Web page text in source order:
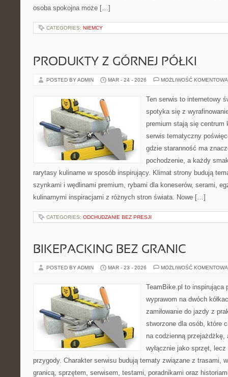
osoba spokojna może […]
CATEGORIES: NIEMCY
PRODUKTY Z GÓRNEJ PÓŁKI
POSTED BY ADMIN MAR - 24 - 2026 MOŻLIWOŚĆ
Ten serwis to internetowy
spotyka się z
premium stają się centrum
serwis tematyczny
gdzie staranność ma
pochodzenie, a każdy
rarytasy kulinarne w sposób inspirujący. Klimat strony budują
szynkami i wędlinami premium, rybami dla koneserów, serami,
kulinarnymi inspiracjami z różnych stron świata. Nowe […]
CATEGORIES: ODCHUDZANIE BEZ PRESJI
BIKEPACKING BEZ GRANIC
POSTED BY ADMIN MAR - 23 - 2026 MOŻLIWOŚĆ
TeamBike.pl to inspirująca
wyprawom na dwóch
zamiłowanie do jazdy z
stworzone dla osób, które
na codzienną przejażdżkę,
wyłącznie jako sprzęt,
przygody. Charakter serwisu budują tematy związane z trasami,
granicą, sprzętem, serwisem, testami, poradnikami oraz